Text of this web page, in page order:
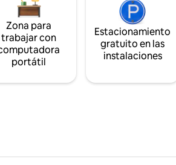
Zona para
trabajar con
portátil
Estacionamiento
gratuito en las
instalaciones